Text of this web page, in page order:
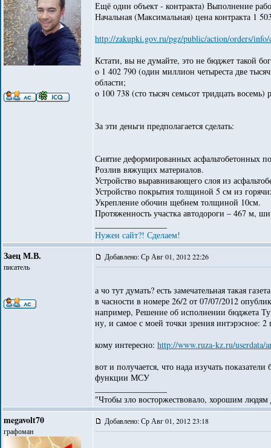
Ещё один объект - контракта) Выполнение
Начальная (Максимальная) цена контракта 1
http://zakupki.gov.ru/pgz/public/action/orders/
Кстати, вы не думайте, это не бюджет такой
o 1 402 790 (один миллион четыреста две
области;
o 100 738 (сто тысяч семьсот тридцать
За эти деньги предполагается сделать:
Снятие деформированных асфальтобетонных
Розлив вяжущих материалов.
Устройство выравнивающего слоя из
Устройство покрытия толщиной 5 см из
Укрепление обочин щебнем толщиной 10см.
Протяженность участка автодороги – 467 м,
Нужен сайт?! Сделаем!
Заец М.В.
писатель
Добавлено: Ср Авг 01, 2012 22:26
а чо тут думать? есть замечательная такая
в часности в номере 26/2 от 07/07/2012
например, Решение об исполнении бюджета
ну, и самое с моей точки зрения интэрэсное:
кому интересно: http://www.ruza-kz.ru/userdata/
вот и получается, что нада изучать
функции МСУ
"Чтобы зло восторжествовало, хорошим людям
megavolt70
графоман
Добавлено: Ср Авг 01, 2012 23:18